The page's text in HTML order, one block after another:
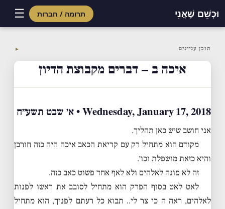
וּכְשֵׁם שֶׁאֲנִי תרומה / חברות ☰
content
תוכן עניינים ▼
איכה ב – דברים מקבוצת הדיון
Wednesday, January 17, 2018 • א׳ שבט תשע״ח
אני חושב שיש כאן תהליך.
מקודם הוא מתחיל רק עם קריאת הכאב איכה היה כזה חורבן
והיא כזאת מושפלת וכו׳.
זה לא פונה לאלהים ולא לאף אחד פשוט כאב כזה.
לאט לאט בסוף הפרק הוא מתחיל לסובב את ראשו לפנות
לאלהים, ראה ה כי צר לי.. תבוא כל רעתם לפניך, הוא מתחיל